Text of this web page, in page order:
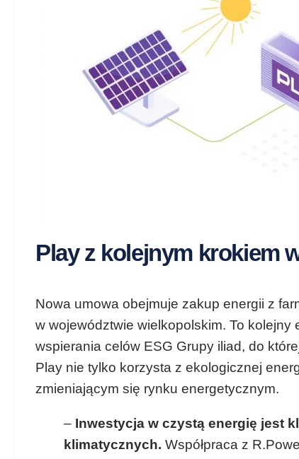
Play z kolejnym krokiem
Nowa umowa obejmuje zakup energii z
w województwie wielkopolskim. To kolejny
wspierania celów ESG Grupy iliad, do
Play nie tylko korzysta z ekologicznej
zmieniającym się rynku energetycznym.
– Inwestycja w czystą energię jest
klimatycznych. Współpraca z